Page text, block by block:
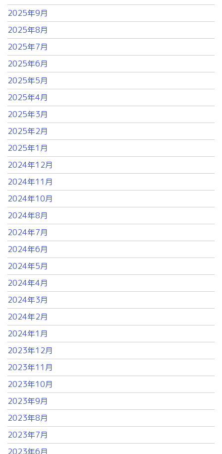
2025年9月
2025年8月
2025年7月
2025年6月
2025年5月
2025年4月
2025年3月
2025年2月
2025年1月
2024年12月
2024年11月
2024年10月
2024年8月
2024年7月
2024年6月
2024年5月
2024年4月
2024年3月
2024年2月
2024年1月
2023年12月
2023年11月
2023年10月
2023年9月
2023年8月
2023年7月
2023年6月